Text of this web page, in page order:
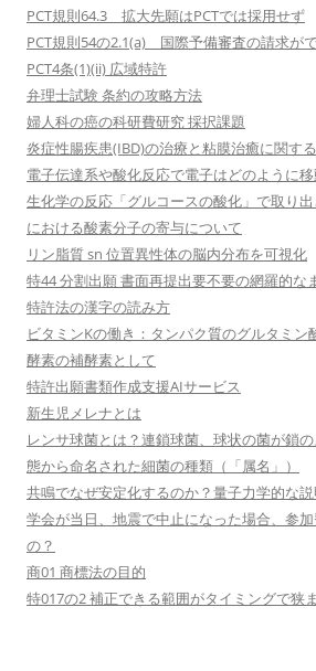
PCT規則64.3 拡大先願はPCTでは採用せず
PCT規則54の2.1(a) 国際予備審査の請求が
PCT4条(1)(ii) 広域特許
弁理士試験 条約の攻略方法
婦人科の癌の科研費研究 採択課題
炎症性腸疾患(IBD)の治療と粘膜治癒に関す
電子伝達系や酸化反応で電子はどのように
生化学の反応「グルコースの酸化」で取り
における酸素分子の寄与について
リン脂質 sn 位置異性体の脳内分布を可視化
特44 分割出願 書面再提出要不要の網羅的な
特許法の漢字の読み方
ビタミンKの働き：タンパク質のグルタミン
酵素の補酵素として
特許出願書類作成支援AIサービス
新生児メレナとは
レンサ球菌とは？連鎖球菌、球状の菌が鎖
態から命名された細菌の種類（「属名」）
共鳴でなぜ安定化するのか？量子力学的な説
学会が当日、地震で中止になった場合、参
の？
商01 商標法の目的
特017の2 補正できる範囲がタイミングで狭